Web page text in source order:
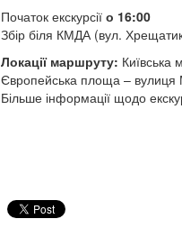
Початок екскурсії о 16:00
Збір біля КМДА (вул.
Локації маршруту: Київська
Європейська площа – вулиця
Більше інформації щодо